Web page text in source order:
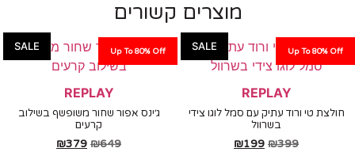
מוצרים קשורים
SALE Up To
REPLAY
טי ורוד עתיק עם סמל לוגו צידי
בשרוול
₪
₪199
SALE Up To 80% Off
REPLAY
ג׳ינס אפור שחור משופשף בשילוב
₪
₪379